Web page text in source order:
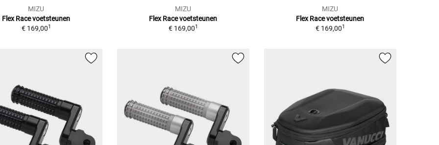
MIZU
Flex Race voetsteunen
€ 169,001
MIZU
Flex Race voetsteunen
€ 169,001
MIZU
Flex Race voetsteunen
€ 169,001